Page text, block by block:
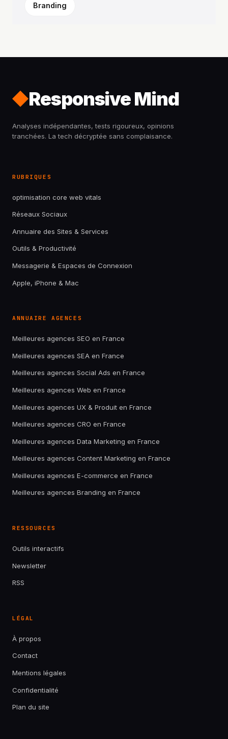
Branding
Responsive Mind
Analyses indépendantes, tests rigoureux, opinions
tranchées. La tech décryptée sans complaisance.
RUBRIQUES
optimisation core web vitals
Réseaux Sociaux
Annuaire des Sites & Services
Outils & Productivité
Messagerie & Espaces de Connexion
Apple, iPhone & Mac
ANNUAIRE AGENCES
Meilleures agences SEO en France
Meilleures agences SEA en France
Meilleures agences Social Ads en France
Meilleures agences Web en France
Meilleures agences UX & Produit en France
Meilleures agences CRO en France
Meilleures agences Data Marketing en France
Meilleures agences Content Marketing en France
Meilleures agences E-commerce en France
Meilleures agences Branding en France
RESSOURCES
Outils interactifs
Newsletter
RSS
LÉGAL
À propos
Contact
Mentions légales
Confidentialité
Plan du site